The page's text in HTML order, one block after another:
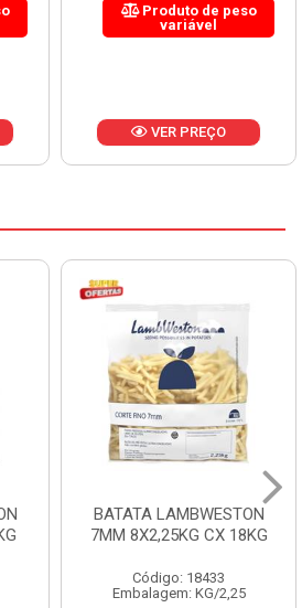
Produto de peso
variável
VER PREÇO
BATATA LAMBWESTON
7MM 8X2,25KG CX 18KG
Código: 18433
Embalagem: KG/2,25